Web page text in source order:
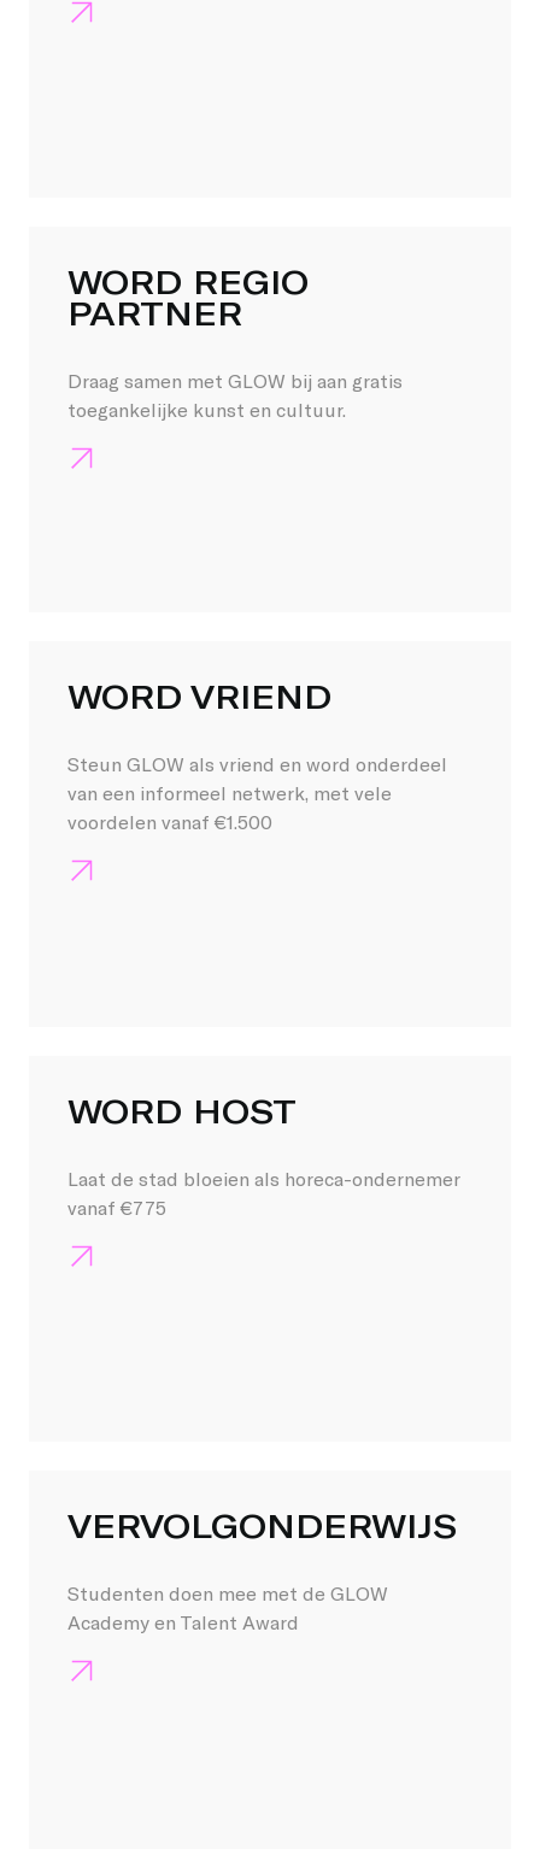
WORD REGIO
PARTNER
Draag samen met GLOW bij aan gratis
toegankelijke kunst en cultuur.
WORD VRIEND
Steun GLOW als vriend en word onderdeel
van een informeel netwerk, met vele
voordelen vanaf €1.500
WORD HOST
Laat de stad bloeien als horeca-ondernemer
vanaf €775
VERVOLGONDERWIJS
Studenten doen mee met de GLOW
Academy en Talent Award